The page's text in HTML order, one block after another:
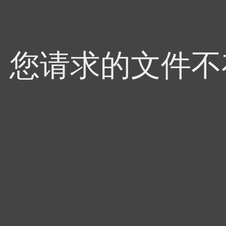
您请求的文件